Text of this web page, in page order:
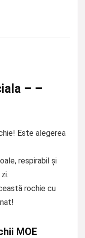
– –
Este alegerea
respirabil și
rochie cu
MOE